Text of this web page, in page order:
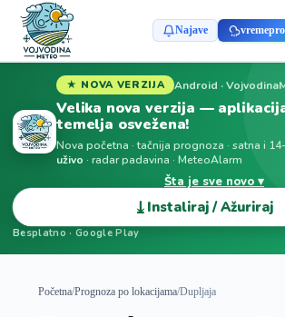
Najave
★ NOVA VERZIJA Android ·
Velika nova verzija —
temelja osvežena!
Nova početna · tačnija prognoza · satna i
uživo · radar padavina · MeteoAlarm
Šta je sve novo ▾
⤓ Instaliraj / Ažuriraj
Besplatno · Google Play
Početna/Prognoza po lokacijama/Dupljaja